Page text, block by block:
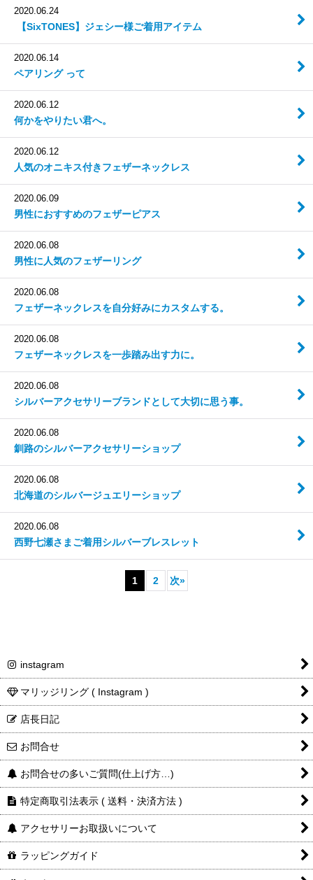
2020.06.24
【SixTONES】 ジェシー様ご着用アイテム
2020.06.14
ペアリング って
2020.06.12
何かをやりたい君へ。
2020.06.12
人気のオニキス付きフェザーネックレス
2020.06.09
男性におすすめのフェザーピアス
2020.06.08
男性に人気のフェザーリング
2020.06.08
フェザーネックレスを自分好みにカスタムする。
2020.06.08
フェザーネックレスを一歩踏み出す力に。
2020.06.08
シルバーアクセサリーブランドとして大切に思う事。
2020.06.08
釧路のシルバーアクセサリーショップ
2020.06.08
北海道のシルバージュエリーショップ
2020.06.08
西野七瀬さまご着用シルバーブレスレット
1 2 次»
instagram
マリッジリング ( Instagram )
店長日記
お問合せ
お問合せの多いご質問(仕上げ方…)
特定商取引法表示 ( 送料・決済方法 )
アクセサリーお取扱いについて
ラッピングガイド